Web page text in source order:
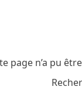
page n’a pu